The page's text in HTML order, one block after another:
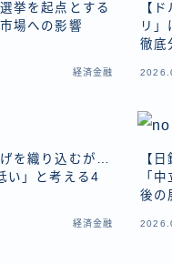
挙を起点とする
場への影響
経済金融
【
リ
徹底
を織り込むが…
い」と考える4
経済金融
【
「
後の